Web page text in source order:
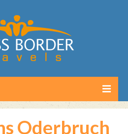
Oderbruch